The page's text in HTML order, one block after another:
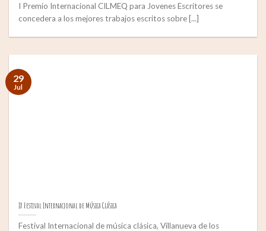
I Premio Internacional CILMEQ para Jovenes Escritores se
concedera a los mejores trabajos escritos sobre [...]
IX Festival Internacional de Música Clásica
Festival Internacional de música clásica, Villanueva de los
29
Jul